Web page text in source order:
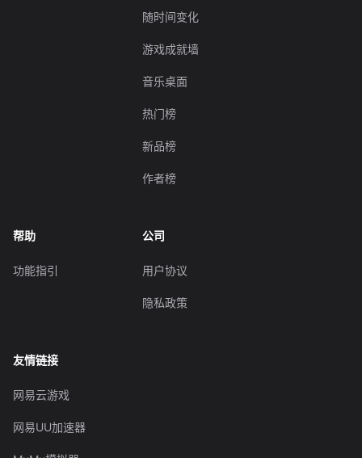
随时间变化
游戏成就墙
音乐桌面
热门榜
新品榜
作者榜
帮助
功能指引
公司
用户协议
隐私政策
友情链接
网易云游戏
网易UU加速器